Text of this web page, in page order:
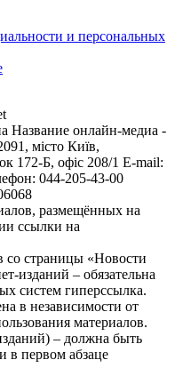
и персональных
Название онлайн-медиа -
місто Київ,
Б, офіс 208/1 E-mail:
044-205-43-00
размещённых на
ссылки на
со страницы «Новости
изданий – обязательна
систем гиперссылка.
в независимости от
материалов.
– должна быть
в первом абзаце